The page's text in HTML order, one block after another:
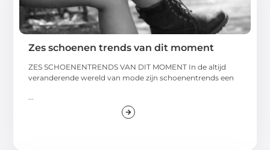
Zes schoenen trends van dit moment
ZES SCHOENENTRENDS VAN DIT MOMENT In de altijd
veranderende wereld van mode zijn schoenentrends een
...